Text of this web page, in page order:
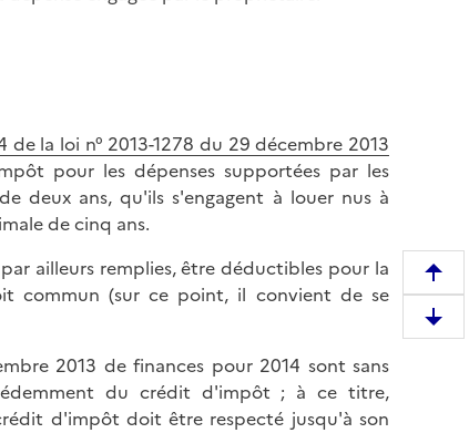
de la loi n° 2013-1278 du 29 décembre 2013
pour les dépenses supportées par les
deux ans, qu'ils s'engagent à louer nus à
de cinq ans.
ailleurs remplies, être déductibles pour la
commun (sur ce point, il convient de se
2013 de finances pour 2014 sont sans
du crédit d'impôt ; à ce titre,
d'impôt doit être respecté jusqu'à son
e
m
D